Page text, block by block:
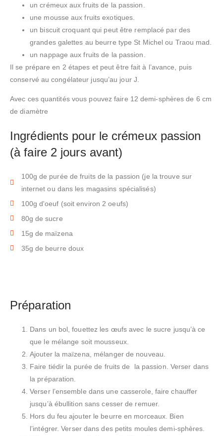
un crémeux aux fruits de la passion.
une mousse aux fruits exotiques.
un biscuit croquant qui peut être remplacé par des
grandes galettes au beurre type St Michel ou Traou mad.
un nappage aux fruits de la passion.
Il se prépare en 2 étapes et peut être fait à l’avance, puis
conservé au congélateur jusqu’au jour J.
Avec ces quantités vous pouvez faire 12 demi-sphères de 6 cm
de diamètre
Ingrédients pour le crémeux passion
(à faire 2 jours avant)
100g de purée de fruits de la passion (je la trouve sur
internet ou dans les magasins spécialisés)
100g d'oeuf (soit environ 2 oeufs)
80g de sucre
15g de maïzena
35g de beurre doux
Préparation
Dans un bol, fouettez les œufs avec le sucre jusqu’à ce
que le mélange soit mousseux.
Ajouter la maïzena, mélanger de nouveau.
Faire tiédir la purée de fruits de la passion. Verser dans
la préparation.
Verser l’ensemble dans une casserole, faire chauffer
jusqu’à ébullition sans cesser de remuer.
Hors du feu ajouter le beurre en morceaux. Bien
l’intégrer. Verser dans des petits moules demi-sphères.